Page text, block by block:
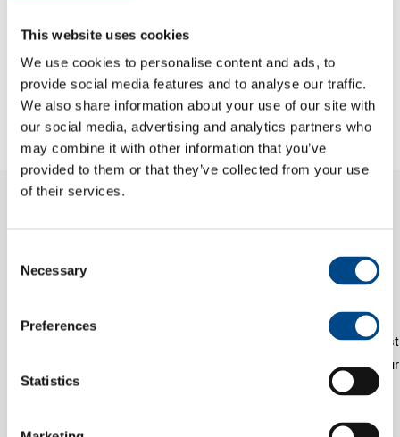
This website uses cookies
We use cookies to personalise content and ads, to
provide social media features and to analyse our traffic.
We also share information about your use of our site with
our social media, advertising and analytics partners who
may combine it with other information that you’ve
provided to them or that they’ve collected from your use
of their services.
Selection
Necessary
Preferences
Statistics
Immer alles perfekt im Griff
Processes
... das heißt bei IMS Gear vor allem: erprobte und
maximale Fertigungstiefe
ist
dabei ein wesentlicher Bestandteil. Denn damit ist nicht nur
sichergestellt, dass alle unsere Kunden alles aus einer